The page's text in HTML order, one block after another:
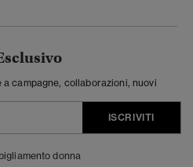
campagne, collaborazioni, nuovi
ISCRIVITI
donna